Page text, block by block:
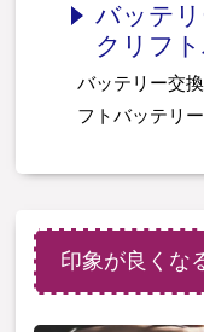
バッテ
クリフ
バッテリー交
フトバッテリ
印象が良くな